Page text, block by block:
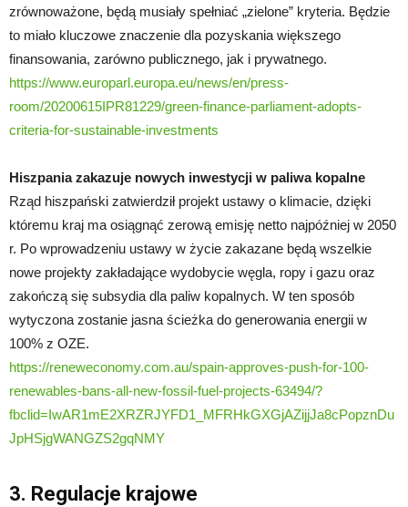
zrównoważone, będą musiały spełniać „zielone” kryteria. Będzie
to miało kluczowe znaczenie dla pozyskania większego
finansowania, zarówno publicznego, jak i prywatnego.
https://www.europarl.europa.eu/news/en/press-
room/20200615IPR81229/green-finance-parliament-adopts-
criteria-for-sustainable-investments
Hiszpania zakazuje nowych inwestycji w paliwa kopalne
Rząd hiszpański zatwierdził projekt ustawy o klimacie, dzięki
któremu kraj ma osiągnąć zerową emisję netto najpóźniej w 2050
r. Po wprowadzeniu ustawy w życie zakazane będą wszelkie
nowe projekty zakładające wydobycie węgla, ropy i gazu oraz
zakończą się subsydia dla paliw kopalnych. W ten sposób
wytyczona zostanie jasna ścieżka do generowania energii w
100% z OZE.
https://reneweconomy.com.au/spain-approves-push-for-100-
renewables-bans-all-new-fossil-fuel-projects-63494/?
fbclid=IwAR1mE2XRZRJYFD1_MFRHkGXGjAZijjJa8cPopznDu
JpHSjgWANGZS2gqNMY
3. Regulacje krajowe